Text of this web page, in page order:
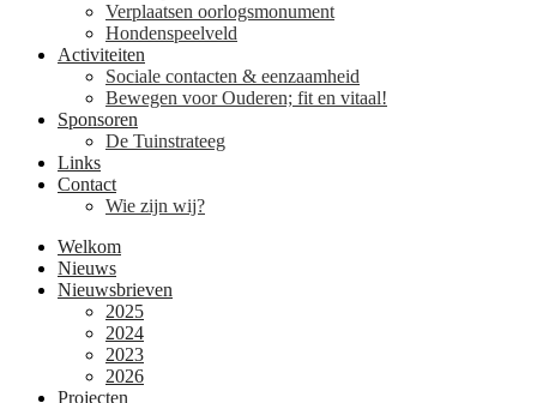
Verplaatsen oorlogsmonument
Hondenspeelveld
Activiteiten
Sociale contacten & eenzaamheid
Bewegen voor Ouderen; fit en vitaal!
Sponsoren
De Tuinstrateeg
Links
Contact
Wie zijn wij?
Welkom
Nieuws
Nieuwsbrieven
2025
2024
2023
2026
Projecten